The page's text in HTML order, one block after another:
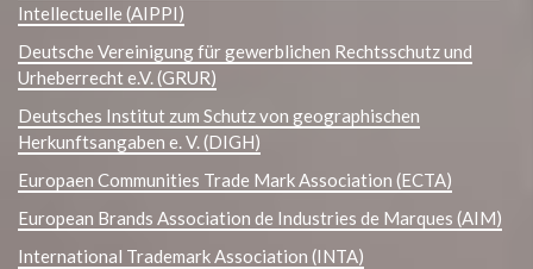
Intellectuelle (AIPPI)
Deutsche Vereinigung für gewerblichen Rechtsschutz und
Urheberrecht e.V. (GRUR)
Deutsches Institut zum Schutz von geographischen
Herkunftsangaben e. V. (DIGH)
Europaen Communities Trade Mark Association (ECTA)
European Brands Association de Industries de Marques (AIM)
International Trademark Association (INTA)